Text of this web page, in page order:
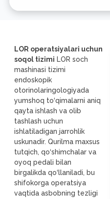
LOR operatsiyalari uchun
soqol tizimi LOR soch
mashinasi tizimi
endoskopik
otorinolaringologiyada
yumshoq to‘qimalarni aniq
qayta ishlash va olib
tashlash uchun
ishlatiladigan jarrohlik
uskunadir. Qurilma maxsus
tutqich, qo‘shimchalar va
oyoq pedali bilan
birgalikda qo‘llaniladi, bu
shifokorga operatsiya
vaqtida asbobning tezligi